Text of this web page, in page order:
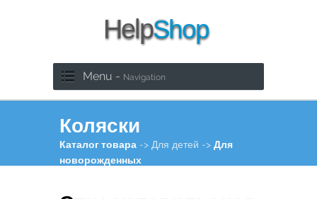
Menu - Navigation
Коляски
Каталог товара -> Для детей -> Для
новорожденных